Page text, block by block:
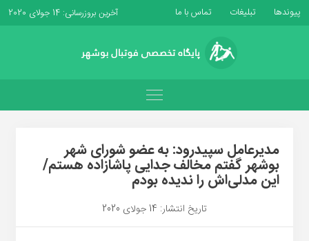
پیوندها تبلیغات تماس با ما آخرین بروزرسانی: 14 جولای 2020
مدیرعامل سپیدرود: به عضو شورای شهر
بوشهر گفتم مخالف جدایی پاشازاده هستم/
این مدلی‌اش را ندیده بودم
تاریخ انتشار: 14 جولای 2020